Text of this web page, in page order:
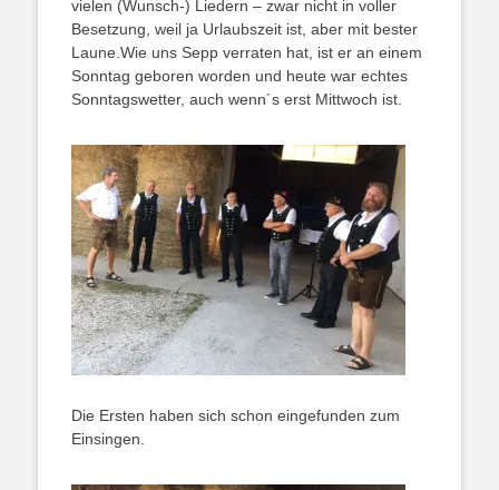
vielen (Wunsch-) Liedern – zwar nicht in voller
Besetzung, weil ja Urlaubszeit ist, aber mit bester
Laune.Wie uns Sepp verraten hat, ist er an einem
Sonntag geboren worden und heute war echtes
Sonntagswetter, auch wenn´s erst Mittwoch ist.
Die Ersten haben sich schon eingefunden zum
Einsingen.